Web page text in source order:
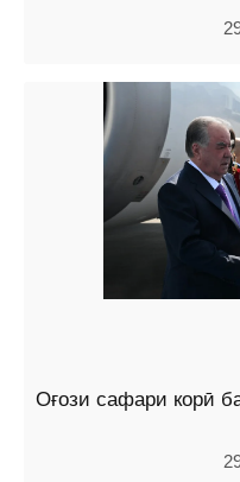
Оғози сафари корӣ